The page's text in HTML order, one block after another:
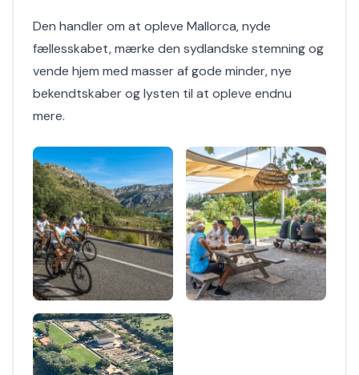
Den handler om at opleve Mallorca, nyde
fællesskabet, mærke den sydlandske stemning og
vende hjem med masser af gode minder, nye
bekendtskaber og lysten til at opleve endnu
mere.